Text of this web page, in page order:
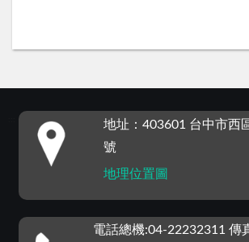
地址：403601 台中市西
號
地理位置圖
電話總機:04-22232311 傳